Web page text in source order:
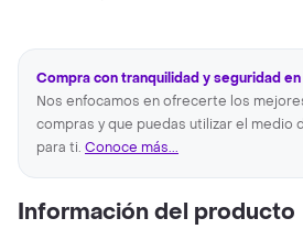
Compra con tranquilidad y seguridad
Nos enfocamos en ofrecerte los
compras y que puedas utilizar el medio
para ti. Conoce más...
Información del producto